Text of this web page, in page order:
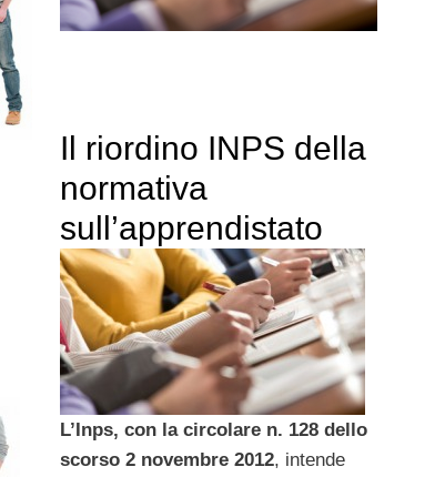
Il riordino INPS della
normativa
sull’apprendistato
L’Inps, con la circolare n. 128 dello
scorso 2 novembre 2012, intende